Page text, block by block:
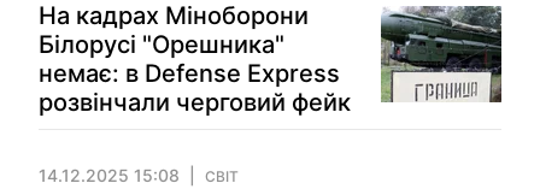
На кадрах Міноборони
Білорусі "Орешника"
немає: в Defense Express
розвінчали черговий фейк
14.12.2025 15:08 СВІТ